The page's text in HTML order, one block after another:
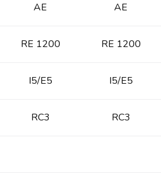
AE
RE 1200
I5/E5
RC3
AE
RE 1200
I5/E5
RC3